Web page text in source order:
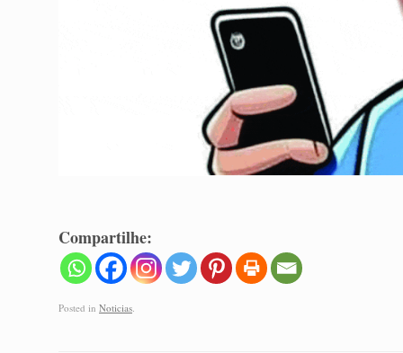
Compartilhe:
Posted in Noticias